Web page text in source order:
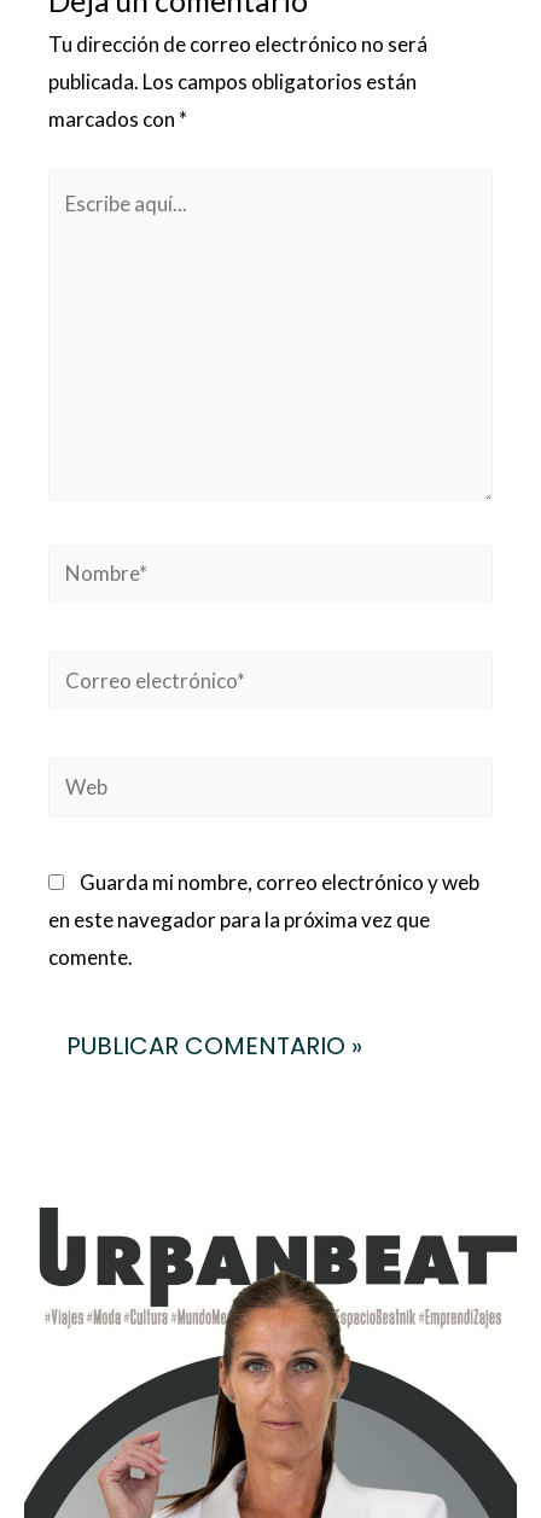
Tu dirección de correo electrónico no será
publicada. Los campos obligatorios están
marcados con *
Nombre*
Correo
Web
Guarda mi nombre, correo electrónico y web
en este navegador para la próxima vez que
comente.